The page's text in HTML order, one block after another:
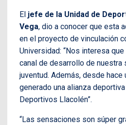
El jefe de la Unidad de
Vega, dio a conocer que esta
en el proyecto de vinculación
Universidad: “Nos interesa
canal de desarrollo de nuestra
juventud. Además, desde hace
generado una alianza
Deportivos Llacolén”.
“Las sensaciones son súper